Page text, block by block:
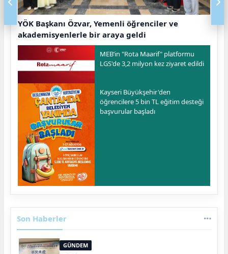
YÖK Başkanı Özvar, Yemenli öğrenciler ve
akademisyenlerle bir araya geldi
MEB’in "Rota Maarif" platformu
LGS'de 3,2 milyon kez ziyaret edildi
Kayseri Büyükşehir'den
öğrencilere 5 bin TL eğitim desteği
başvurular başladı
Son Haberler
GÜNDEM